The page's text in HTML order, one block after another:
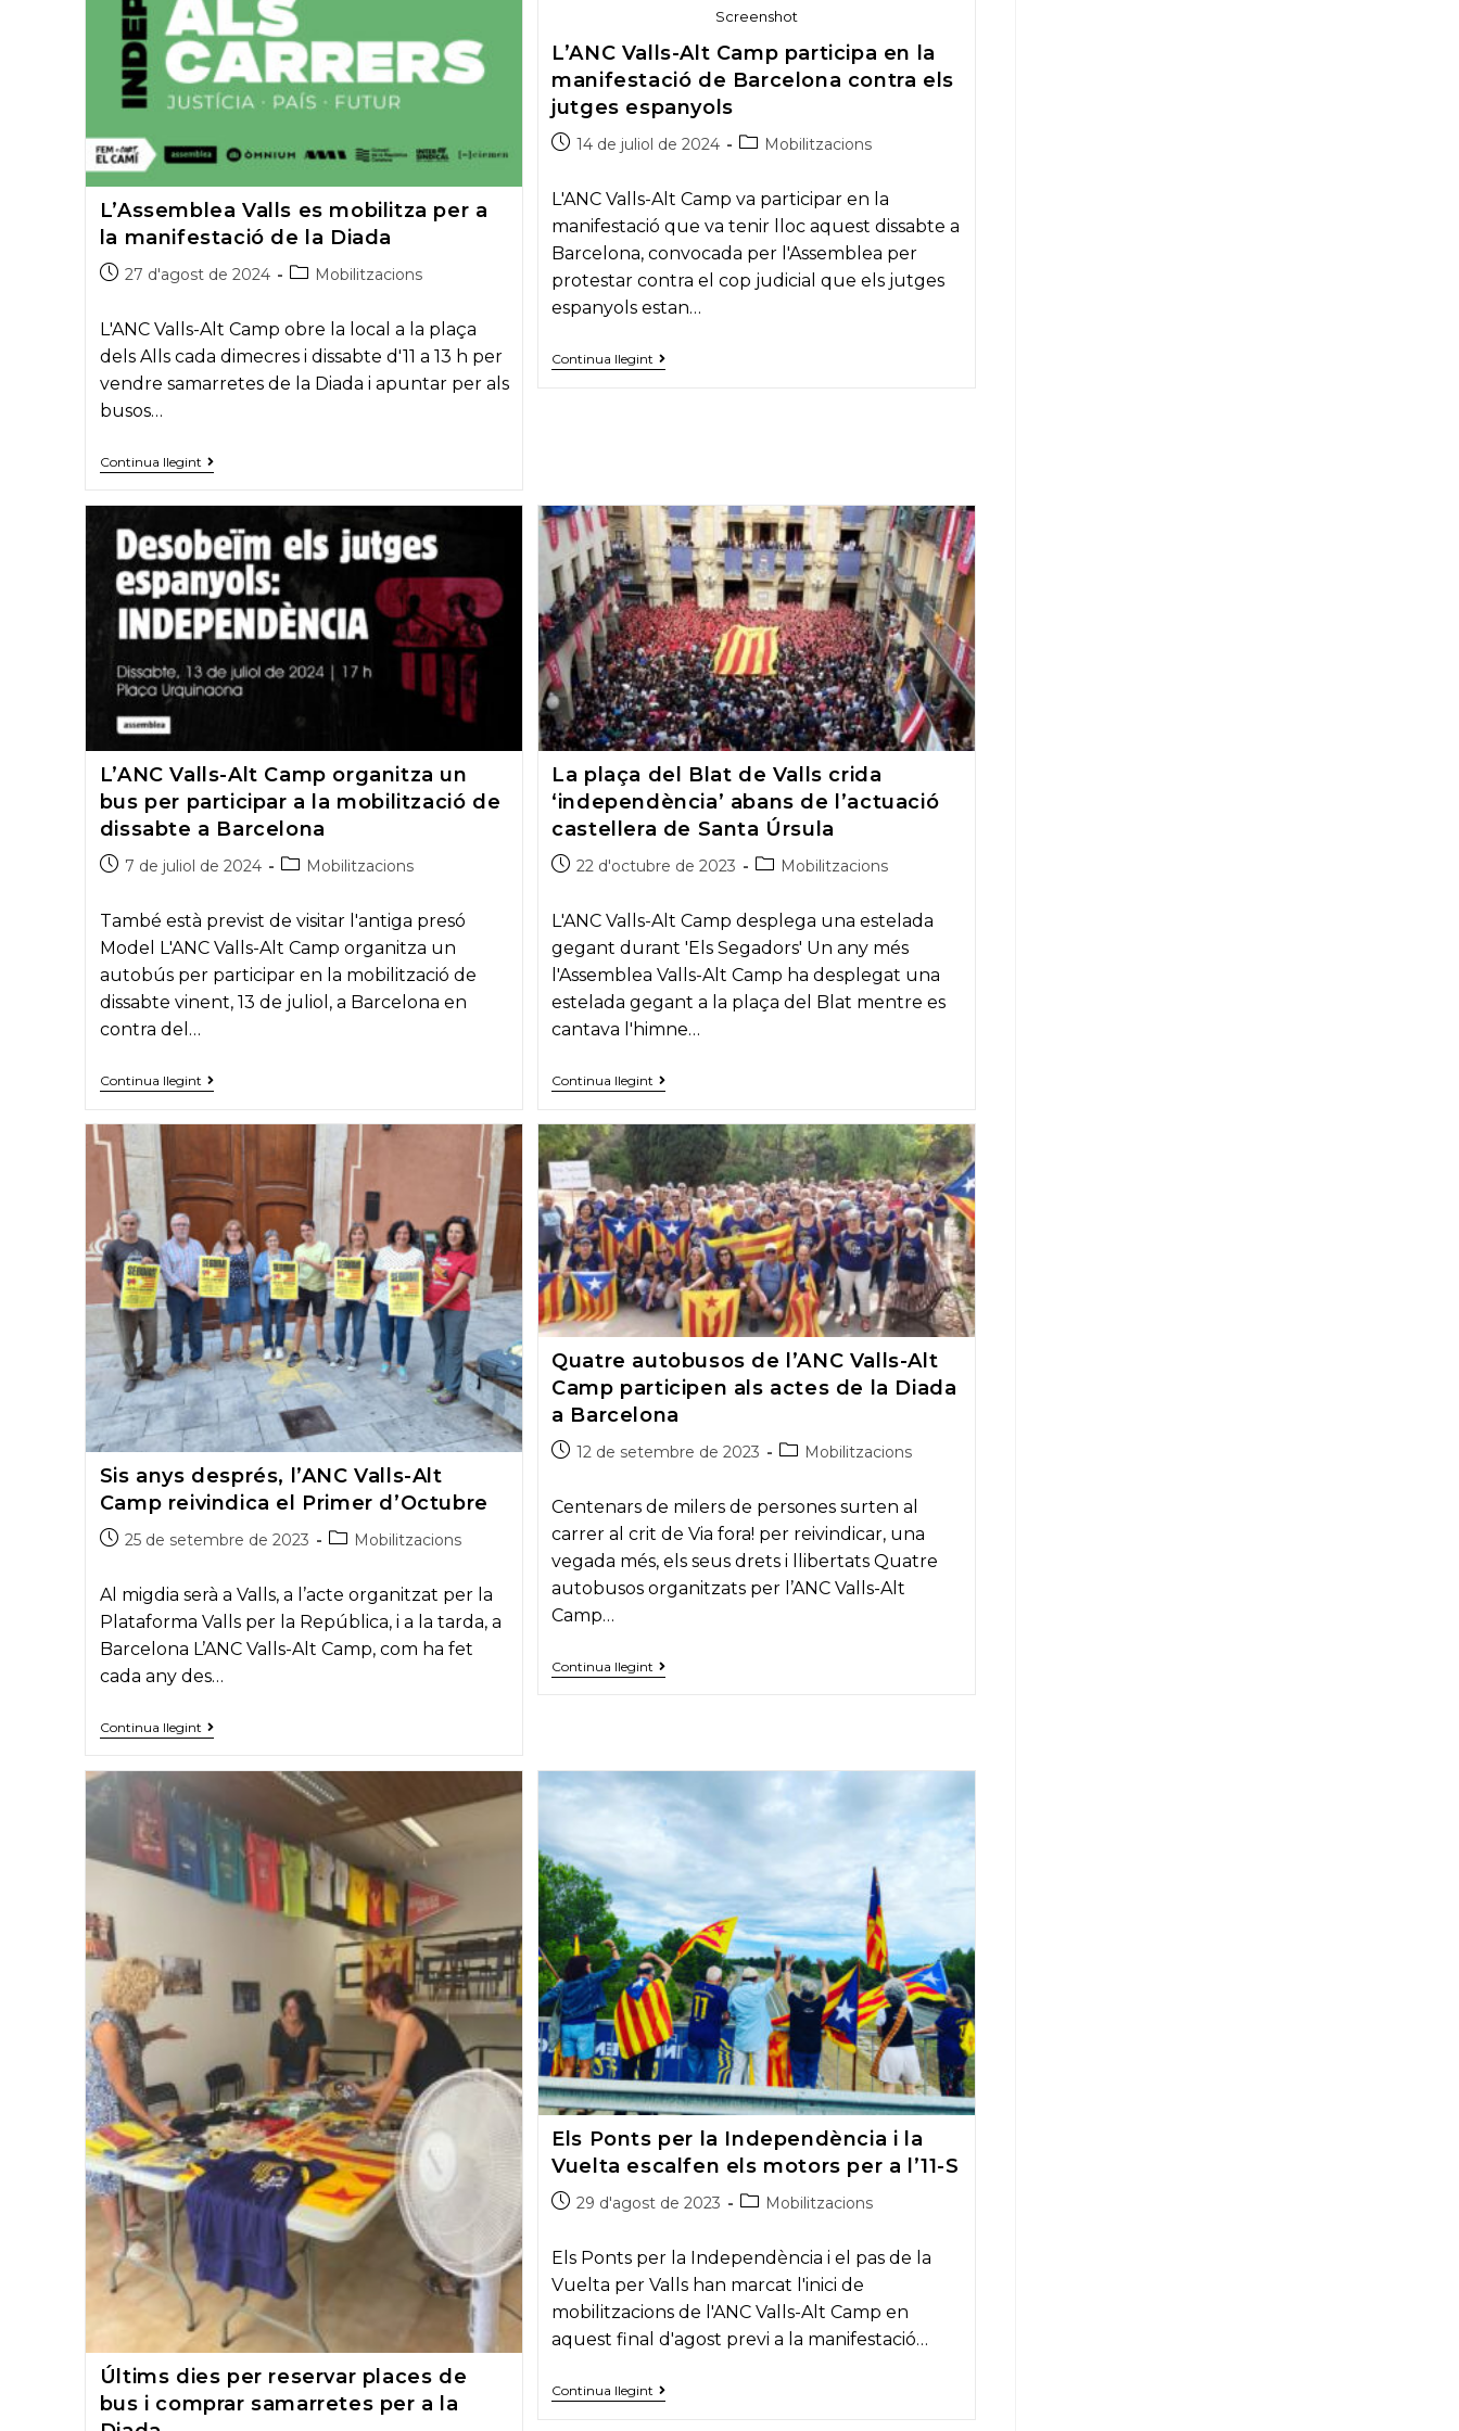
L’Assemblea Valls es mobilitza per a
la manifestació de la Diada
Post27 d'agost de 2024
PostMobilitzacions
L'ANC Valls-Alt Camp obre la local a la plaça
dels Alls cada dimecres i dissabte d'11 a 13 h per
vendre samarretes de la Diada i apuntar per als
busos…
Continua llegintL’Assemblea
Valls
per
a
la
manifestació
de
la
Diada
Screenshot
L’ANC Valls-Alt Camp participa en la
manifestació de Barcelona contra els
jutges espanyols
Post14 de juliol de 2024
PostMobilitzacions
L'ANC Valls-Alt Camp va participar en la
manifestació que va tenir lloc aquest dissabte a
Barcelona, convocada per l'Assemblea per
protestar contra el cop judicial que els jutges
espanyols estan…
Continua llegint L’ANC
Valls-
Barcelona
contra
els
jutges
espanyols
L’ANC Valls-Alt Camp organitza un
bus per participar a la mobilització de
dissabte a Barcelona
Post7 de juliol de 2024
PostMobilitzacions
També està previst de visitar l'antiga presó
Model L'ANC Valls-Alt Camp organitza un
autobús per participar en la mobilització de
dissabte vinent, 13 de juliol, a Barcelona en
contra del…
Continua llegintL’ANC
organitza
bus
per
participar
a
la
mobilització
de
dissabte
a
Barcelona
La plaça del Blat de Valls crida
‘independència’ abans de l’actuació
castellera de Santa Úrsula
Post22 d'octubre de 2023
PostMobilitzacions
L'ANC Valls-Alt Camp desplega una estelada
gegant durant 'Els Segadors' Un any més
l'Assemblea Valls-Alt Camp ha desplegat una
estelada gegant a la plaça del Blat mentre es
cantava l'himne…
Continua llegint La
Blat
de
Valls
crida
‘independència’
abans
de
l’actuació
castellera
de
Santa
Úrsula
Sis anys després, l’ANC Valls-Alt
Camp reivindica el Primer d’Octubre
Post25 de setembre de 2023
PostMobilitzacions
Al migdia serà a Valls, a l’acte organitzat per la
Plataforma Valls per la República, i a la tarda, a
Barcelona L’ANC Valls-Alt Camp, com ha fet
cada any des…
Continua llegintSis
anys
Alt
Camp
reivindica
Primer
d’Octubre
Quatre autobusos de l’ANC Valls-Alt
Camp participen als actes de la Diada
a Barcelona
Post12 de setembre de 2023
PostMobilitzacions
Centenars de milers de persones surten al
carrer al crit de Via fora! per reivindicar, una
vegada més, els seus drets i llibertats Quatre
autobusos organitzats per l’ANC Valls-Alt
Camp…
Continua llegint Quatre
autobusos
Camp
participen
actes
de
a
Barcelona
Últims dies per reservar places de
bus i comprar samarretes per a la
Els Ponts per la Independència i la
Vuelta escalfen els motors per a l’11-S
Post29 d'agost de 2023
PostMobilitzacions
Els Ponts per la Independència i el pas de la
Vuelta per Valls han marcat l'inici de
mobilitzacions de l'ANC Valls-Alt Camp en
aquest final d'agost previ a la manifestació…
Continua llegint Els